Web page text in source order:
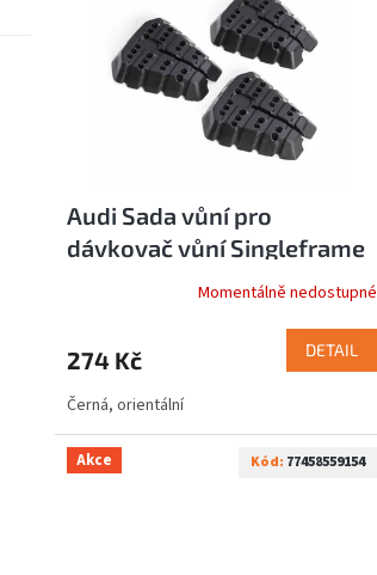
Audi Sada vůní pro
dávkovač vůní Singleframe
- orientální 81A087009
Momentálně nedostupné
274 Kč DETAIL
Černá, orientální
Akce Kód: 77458559154